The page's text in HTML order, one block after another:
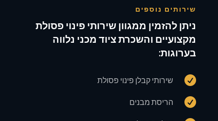
שירותים נוספים
ניתן להזמין ממגוון שירותי פינוי פסולת
מקצועיים והשכרת ציוד מכני נלווה
בערוגות:
 שירותי קבלן פינוי פסולת
 הריסת מבנים